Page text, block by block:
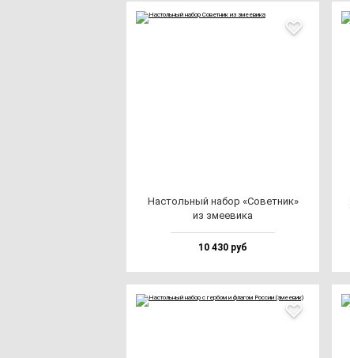
Нас­толь­ный на­бор «Совет­ник»
из зме­еви­ка
10 430 руб